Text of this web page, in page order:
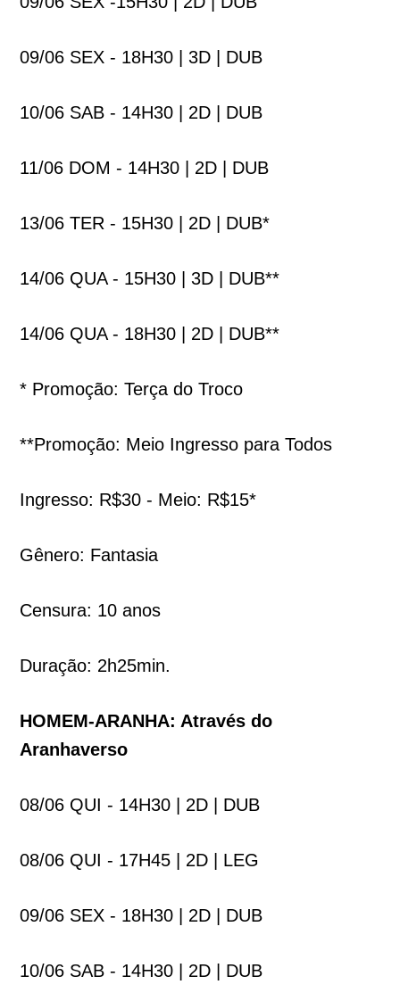
09/06 SEX - 18H30 | 3D | DUB
10/06 SAB - 14H30 | 2D | DUB
11/06 DOM - 14H30 | 2D | DUB
13/06 TER - 15H30 | 2D | DUB*
14/06 QUA - 15H30 | 3D | DUB**
14/06 QUA - 18H30 | 2D | DUB**
* Promoção: Terça do Troco
**Promoção: Meio Ingresso para Todos
Ingresso: R$30 - Meio: R$15*
Gênero: Fantasia
Censura: 10 anos
Duração: 2h25min.
HOMEM-ARANHA: Através do
Aranhaverso
08/06 QUI - 14H30 | 2D | DUB
08/06 QUI - 17H45 | 2D | LEG
09/06 SEX - 18H30 | 2D | DUB
10/06 SAB - 14H30 | 2D | DUB